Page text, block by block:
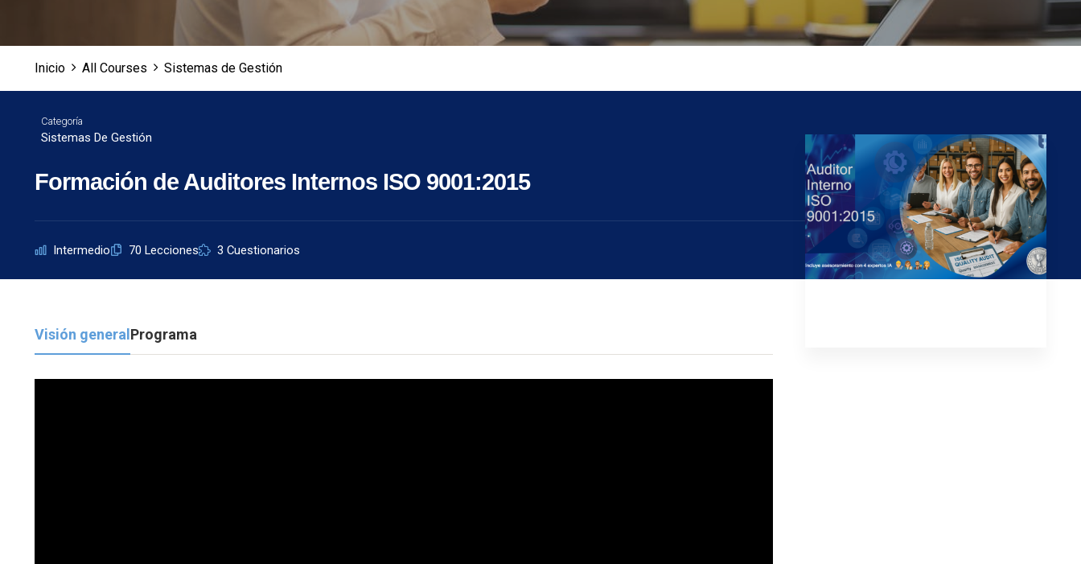
Inicio All Courses Sistemas de Gestión
Categoría
Sistemas De Gestión
Formación de Auditores Internos ISO 9001:2015
Intermedio 70 Lecciones 3 Cuestionarios
Visión generalPrograma